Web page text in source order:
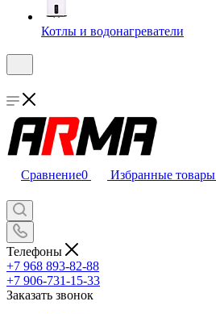
Котлы и водонагреватели
Сравнение0 Избранные товары
Телефоны
+7 968 893-82-88
+7 906-731-15-33
Заказать звонок